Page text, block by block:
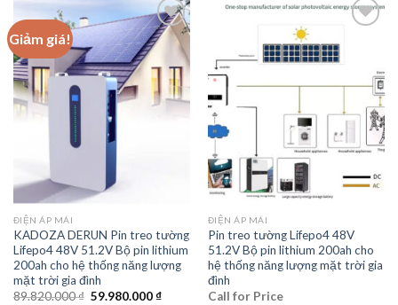
Giảm giá!
Add to
wishlist
ĐIỆN ÁP MÁI
KADOZA DERUN Pin treo tường
Lifepo4 48V 51.2V Bộ pin lithium
200ah cho hệ thống năng lượng
mặt trời gia đình
89.820.000₫ Giá
59.980.000₫Giá
wishlist
ĐIỆN ÁP MÁI
Pin treo tường Lifepo4 48V
51.2V Bộ pin lithium 200ah cho
hệ thống năng lượng mặt trời gia
đình
Call for Price